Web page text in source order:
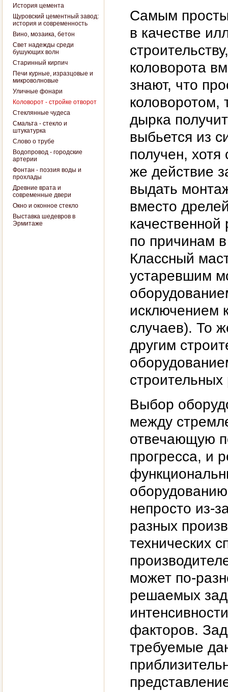
История цемента
Щуровский цементный завод:
история и современность
Вино, мозаика, бетон
Свет надежды среди
бушующих волн
Старинный кирпич
Печи курные, изразцовые и
микроволновые
Уличные фонари
Коловорот - стройке отворот
Стеклянные чудеса
Смальта - стекло и
штукатурка
Слово о трубе
Водопровод - городские
артерии
Фонтан - поэзия воды и
прохлады
Древние врата и
современные двери
Окно и оконное стекло
Выставка шедевров в
Эрмитаже
Самым
в качестве
коловорота
знают, что
коловоротом,
дырка
выбьется из
получен,
же действие
выдать
вместо
по причинам
Классный
устаревшим
исключением
случаев). То
другим
строительных
Выбор
между
отвечающую
прогресса, и
непросто из-
разных
технических
может по-
решаемых
факторов.
требуемые